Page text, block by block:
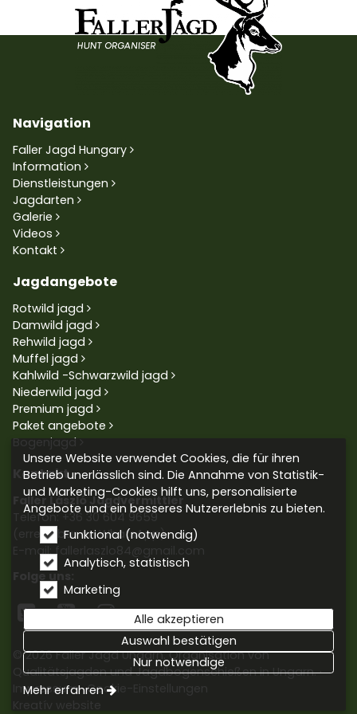
Navigation
Faller Jagd Hungary
Information
Dienstleistungen
Jagdarten
Galerie
Videos
Kontakt
Jagdangebote
Rotwild jagd
Damwild jagd
Rehwild jagd
Muffel jagd
Kahlwild -Schwarzwild jagd
Niederwild jagd
Premium jagd
Paket angebote
Bogenjagd
Kontakt
Faller László Jagdvermittler
Telefon:+36 30 604 9659
(erreichbar an WhatsApp)
E-mail: fallerlaszlo84@gmail.com
Folge uns:
  
© 2026 Faller Jagd Ungarn. Organisation von
Qualitätsjagden und Jagdbogenschießen in Ungarn.
Impressum Cookie-Einstellungen
Unsere Website verwendet Cookies, die für ihren
Betrieb unerlässlich sind. Die Annahme von Statistik-
und Marketing-Cookies hilft uns, personalisierte
Angebote und ein besseres Nutzererlebnis zu bieten.
Funktional (notwendig)
Analytisch, statistisch
Marketing
Alle akzeptieren
Auswahl bestätigen
Nur notwendige
Mehr erfahren